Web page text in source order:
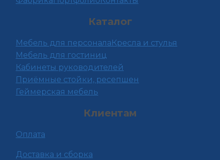
Каталог
Мебель для персоналаКресла и стулья
Мебель для гостиниц
Кабинеты руководителей
Приёмные стойки, ресепшен
Геймерская мебель
Клиентам
Оплата
Доставка и сборка